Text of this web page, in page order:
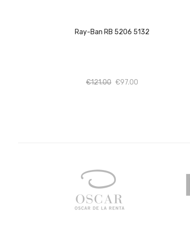
Ray-Ban RB 5206 5132
€121.00 Ποσότητα
€97.00